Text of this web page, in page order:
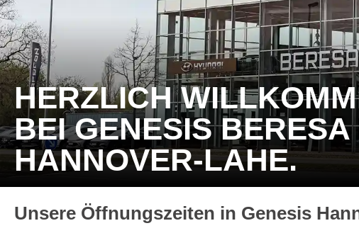
HERZLICH
BEI GENESIS BERESA
HANNOVER-LAHE.
Unsere Öffnungszeiten in Genesis